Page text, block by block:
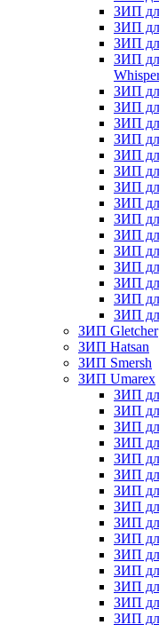
ЗИП
ЗИП
ЗИП
ЗИП
ЗИП
ЗИП
ЗИП
ЗИП
ЗИП
ЗИП
ЗИП
ЗИП
ЗИП
ЗИП
ЗИП
ЗИП
ЗИП
ЗИП
ЗИП
ЗИП Gletcher
ЗИП Hatsan
ЗИП Smersh
ЗИП Umarex
ЗИП
ЗИП
ЗИП
ЗИП
ЗИП
ЗИП
ЗИП
ЗИП
ЗИП
ЗИП
ЗИП
ЗИП
ЗИП
ЗИП
ЗИП